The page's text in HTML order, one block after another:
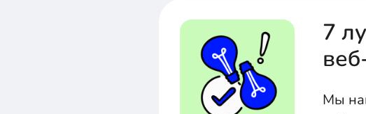
7
Мы